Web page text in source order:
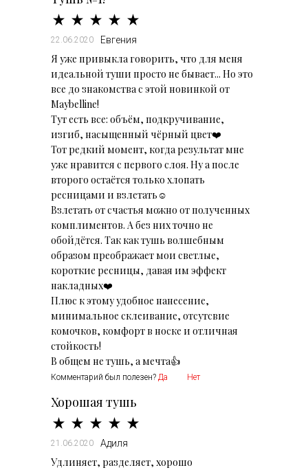
22.06.2020 Евгения
Я уже привыкла говорить, что для меня
идеальной туши просто не бывает... Но это
все до знакомства с этой новинкой от
Maybelline!
Тут есть все: объём, подкручивание,
изгиб, насыщенный чёрный цвет❤️
Тот редкий момент, когда результат мне
уже нравится с первого слоя. Ну а после
второго остаётся только хлопать
ресницами и взлетать☺️
Взлетать от счастья можно от полученных
комплиментов. А без них точно не
обойдётся. Так как тушь волшебным
образом преображает мои светлые,
короткие ресницы, давая им эффект
накладных❤️
Плюс к этому удобное нанесение,
минимальное склеивание, отсутсвие
комочков, комфорт в носке и отличная
стойкость!
Комментарий был полезен? Да Нет
Хорошая тушь
21.06.2020 Адиля
Удлиняет, разделяет, хорошо